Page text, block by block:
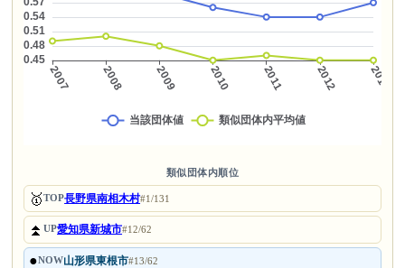
類似団体内順位
🥇TOP長野県南相木村#1/131
⏫UP愛知県新城市#12/62
●NOW山形県東根市#13/62